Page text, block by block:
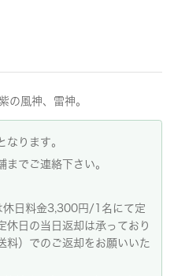
の風神、雷神。
なります。
でご連絡下さい。
日料金3,300円/1名にて定
休日の当日返却は承っており
料）でのご返却をお願いいた